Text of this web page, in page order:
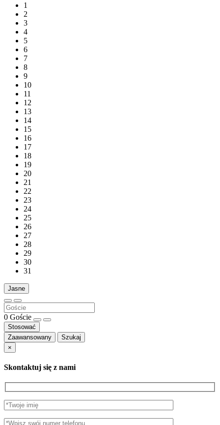
1
2
3
4
5
6
7
8
9
10
11
12
13
14
15
16
17
18
19
20
21
22
23
24
25
26
27
28
29
30
31
Jasne
0 Goście
Stosować
Zaawansowany
Szukaj
×
Skontaktuj się z nami